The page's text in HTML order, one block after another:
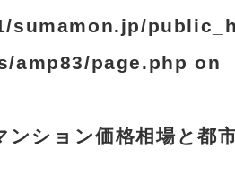
sumamon.jp/
amp83/page.php on
ンション価格相場と都